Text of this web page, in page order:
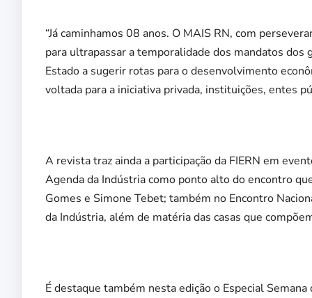
“Já caminhamos 08 anos. O MAIS RN, com
para ultrapassar a temporalidade dos mandatos
Estado a sugerir rotas para o desenvolvimento
voltada para a iniciativa privada, instituições, entes
A revista traz ainda a participação da FIERN em
Agenda da Indústria como ponto alto do encontro
Gomes e Simone Tebet; também no Encontro
da Indústria, além de matéria das casas que
É destaque também nesta edição o Especial